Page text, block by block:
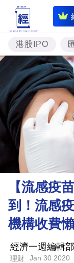
即
時
財
經
專
題
投
資
理
財
商
業
科
技
港股IPO
【流感疫
到！流感
機構收費
經濟一週編輯部
理財 Jan 30 2020